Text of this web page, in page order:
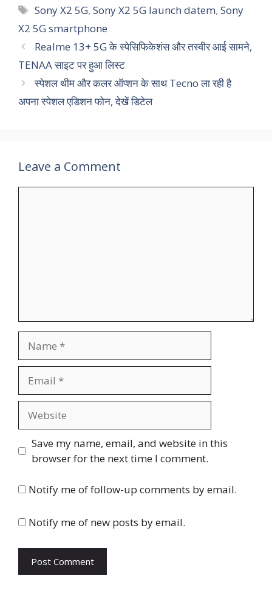
Tags
Sony X2 5G,Sony X2 5G launch datem,Sony
X2 5G smartphone
Realme 13+ 5G के स्‍पेसिफिकेशंस और तस्‍वीर आई सामने,
TENAA साइट पर हुआ लिस्ट
स्पेशल थीम और कलर ऑप्शन के साथ Tecno ला रही है
अपना स्पेशल एडिशन फोन, देखें डिटेल
Leave a Comment
Save my name, email, and website in this
browser for the next time I comment.
Notify me of follow-up comments by email.
Notify me of new posts by email.